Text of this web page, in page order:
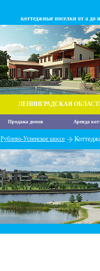
коттеджные поселки от а до я
ЛЕНИНГРАДСКАЯ
Продажа домов Аренда
Рублево-Успенское шоссе